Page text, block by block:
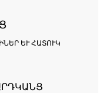
ԵՒ ՀԱՏՈՒԿ Ա